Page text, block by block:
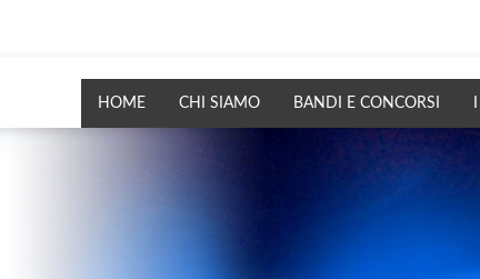
HOME CHI SIAMO BANDI E CONCORSI